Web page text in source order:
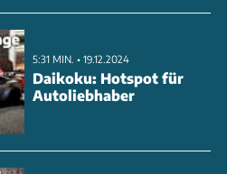
Innenraum erinnern
Zusatzdisplay an
5:31 MIN. • 19.12.2024
Daikoku: Hotspot für
Autoliebhaber